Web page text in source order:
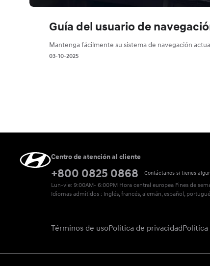
Guía del usuario de
Mantenga fácilmente su sistema de navegación
03-10-2025
Centro de atención al cliente
+800 0825 0868 Contáctanos si tienes
Lun-vie: 9:00AM- 6:00PM Hora central europea Fines de
Idiomas admitidos : Inglés, francés, alemán, español,
Términos de usoPolítica de privacidad